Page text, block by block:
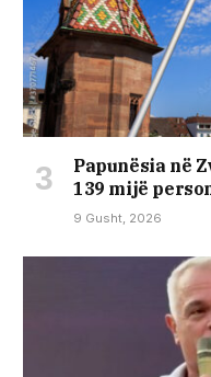
Papunësia në
139 mijë
9 Gusht, 2026